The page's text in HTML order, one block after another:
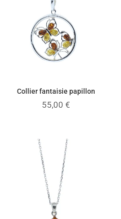
Collier fantaisie papillon
55,00 €